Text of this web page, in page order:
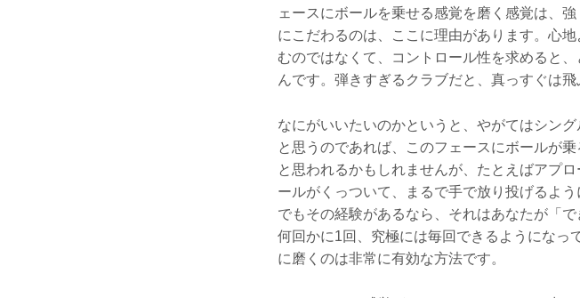
ェースにボールを乗せる感覚を磨く感覚は、
にこだわるのは、ここに理由があります。心
むのではなくて、コントロール性を求めると
んです。弾きすぎるクラブだと、真っすぐは
なにがいいたいのかというと、やがてはシン
と思うのであれば、このフェースにボールが
と思われるかもしれませんが、たとえばアプ
ールがくっついて、まるで手で放り投げるよ
でもその経験があるなら、それはあなたが「
何回かに1回、究極には毎回できるようになっ
に磨くのは非常に有効な方法です。